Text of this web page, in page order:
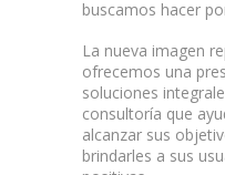
buscamos hacer
La nueva imagen
ofrecemos una
soluciones
consultoría que
alcanzar sus
brindarles a sus